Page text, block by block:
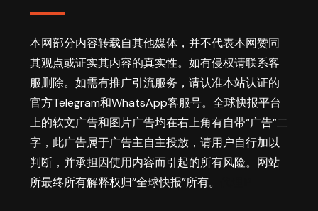
本网部分内容转载自其他媒体，并不代表本网赞同
其观点或证实其内容的真实性。如有侵权请联系客
服删除。如需有推广引流服务，请认准本站认证的
官方Telegram和WhatsApp客服号。 全球快报平台
上的软文广告和图片广告均在右上角有自带“广告”二
字，此广告属于广告主自主投放，请用户自行加以
判断，并承担因使用内容而引起的所有风险。网站
所最终所有解释权归“全球快报”所有。